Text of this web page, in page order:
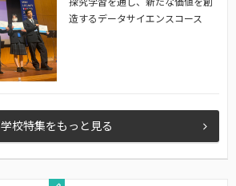
造するデータサイエンスコース
学校特集をもっと見る